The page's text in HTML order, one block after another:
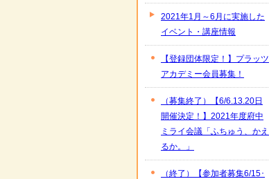
2021年1月～6月に実施した
イベント・講座情報
【登録団体限定！】プラッツ
アカデミー会員募集！
（募集終了）【6/6.13.20日
開催決定！】2021年度府中
ミライ会議「ふちゅう、かえ
るか。」
（終了）【参加者募集6/15･